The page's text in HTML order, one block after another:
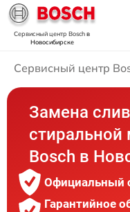
Сервисный центр Boschв
Новосибирске
Сервисный центр
Замена
Bosch в
Официальный
Гарантийное